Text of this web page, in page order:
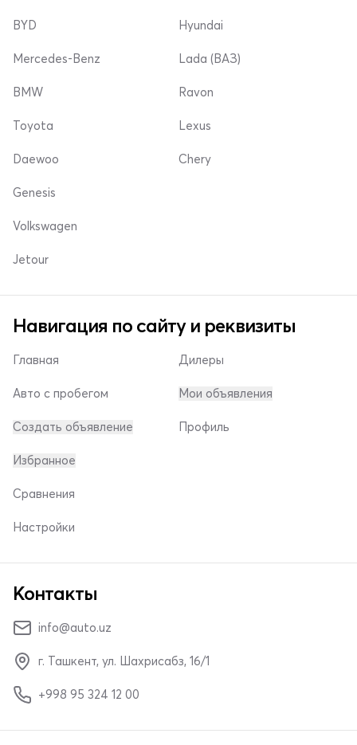
BYD
Mercedes-Benz
Hyundai
Lada (ВАЗ)
BMW
Toyota
Daewoo
Ravon
Lexus
Chery
Genesis
Volkswagen
Jetour
Навигация по сайту и реквизиты
Главная
Авто с пробегом
Создать объявление
Дилеры
Мои объявления
Профиль
Избранное
Сравнения
Настройки
Контакты
info@auto.uz
г. Ташкент, ул. Шахрисабз, 16/1
+998 95 324 12 00